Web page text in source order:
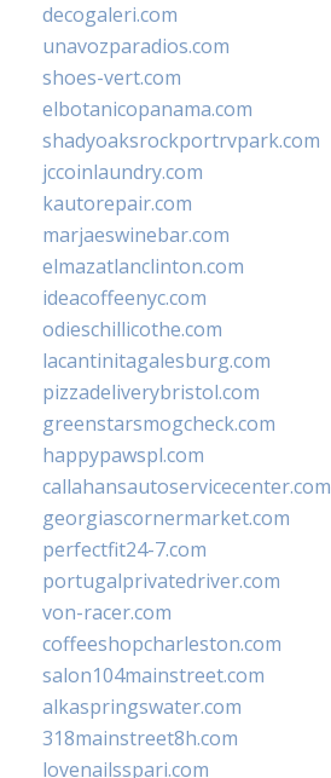
decogaleri.com
unavozparadios.com
shoes-vert.com
elbotanicopanama.com
shadyoaksrockportrvpark.com
jccoinlaundry.com
kautorepair.com
marjaeswinebar.com
elmazatlanclinton.com
ideacoffeenyc.com
odieschillicothe.com
lacantinitagalesburg.com
pizzadeliverybristol.com
greenstarsmogcheck.com
happypawspl.com
callahansautoservicecenter.com
georgiascornermarket.com
perfectfit24-7.com
portugalprivatedriver.com
von-racer.com
coffeeshopcharleston.com
salon104mainstreet.com
alkaspringswater.com
318mainstreet8h.com
lovenailsspari.com